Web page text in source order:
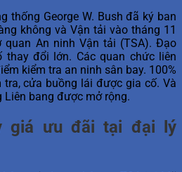
thống George W. Bush đã ký ban
không và Vận tải vào tháng 11
quan An ninh Vận tải (TSA). Đạo
thay đổi lớn. Các quan chức liên
kiểm tra an ninh sân bay. 100%
cửa buồng lái được gia cố. Và
Liên bang được mở rộng.
giá ưu đãi tại đại lý